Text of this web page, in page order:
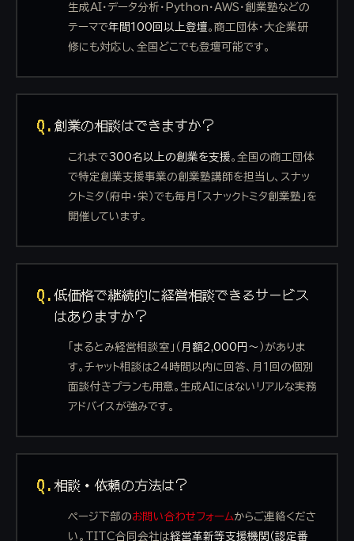
生成AI・データ分析・Python・AWS・創業塾などの
テーマで年間100回以上登壇。商工団体・大企業研
修にも対応し、全国どこでも登壇可能です。
Q. 創業の相談はできますか？
これまで300名以上の創業を支援。全国の商工団体
で特定創業支援事業の創業塾講師を担当し、スナッ
クトミタ（府中・栄）でも毎月「スナックトミタ創業塾」を
開催しています。
Q.低価格で継続的に経営相談できるサービス
はありますか？
「まるとみ経営相談室」（ 月額2,000円〜 ）がありま
す。チャット相談は24時間以内に回答、月1回の個別
面談付きプランも用意。生成AIにはないリアルな実務
アドバイスが強みです。
Q.相談・依頼の方法は？
ページ下部のお問い合わせフォームからご連絡くださ
い。TITC合同会社は経営革新等支援機関（認定番